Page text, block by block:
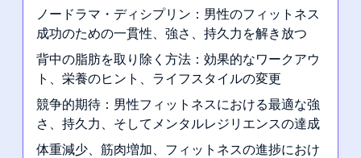
ノードラマ・ディシプリン：男性のフィットネス
成功のための一貫性、強さ、持久力を解き放つ
背中の脂肪を取り除く方法：効果的なワークアウ
ト、栄養のヒント、ライフスタイルの変更
競争的期待：男性フィットネスにおける最適な強
さ、持久力、そしてメンタルレジリエンスの達成
体重減少、筋肉増加、フィットネスの進捗におけ